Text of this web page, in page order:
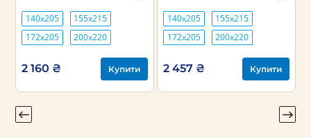
140х205
155х215
172х205
200х220
2 160 ₴ Купити
140х205
155х215
172х205
200х220
2 457 ₴ Купити